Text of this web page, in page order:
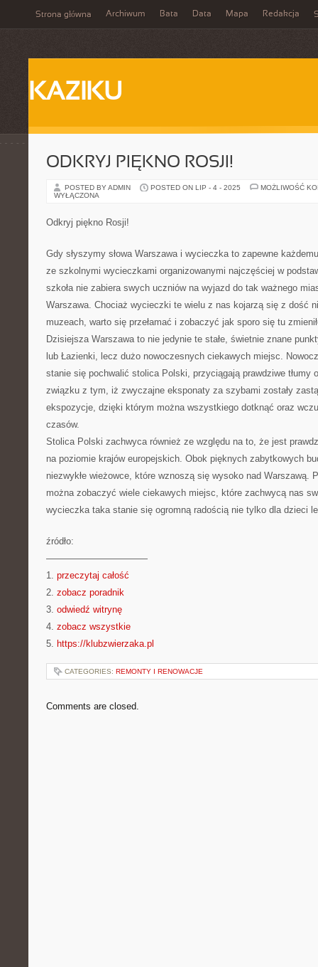
Strona główna Archiwum Bata Data Mapa Redakcja
KAZIKU
ODKRYJ PIĘKNO ROSJI!
POSTED BY ADMIN POSTED ON LIP - 4 - 2025
MOŻLIWOŚĆ
WYŁĄCZONA
Odkryj piękno Rosji!
Gdy słyszymy słowa Warszawa i wycieczka to zapewne
ze szkolnymi wycieczkami organizowanymi najczęściej w
szkoła nie zabiera swych uczniów na wyjazd do tak ważnego
Warszawa. Chociaż wycieczki te wielu z nas kojarzą się z dość
muzeach, warto się przełamać i zobaczyć jak sporo się tu
Dzisiejsza Warszawa to nie jedynie te stałe, świetnie znane
lub Łazienki, lecz dużo nowoczesnych ciekawych miejsc.
stanie się pochwalić stolica Polski, przyciągają prawdziwe tłumy
związku z tym, iż zwyczajne eksponaty za szybami zostały
ekspozycje, dzięki którym można wszystkiego dotknąć oraz
czasów.
Stolica Polski zachwyca również ze względu na to, że jest
na poziomie krajów europejskich. Obok pięknych zabytkowych
niezwykłe wieżowce, które wznoszą się wysoko nad Warszawą.
można zobaczyć wiele ciekawych miejsc, które zachwycą nas
wycieczka taka stanie się ogromną radością nie tylko dla dzieci
źródło:
———————————
1. przeczytaj całość
2. zobacz poradnik
3. odwiedź witrynę
4. zobacz wszystkie
5. https://klubzwierzaka.pl
CATEGORIES: REMONTY I RENOWACJE
Comments are closed.